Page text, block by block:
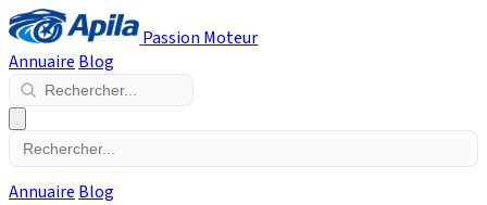
Passion Moteur
Annuaire Blog
Annuaire Blog